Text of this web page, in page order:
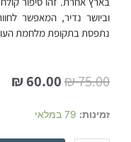
וביושר נדיר, המאפשר
נתפסת בתקופת מלחמת
₪75.00
המחיר
היה:
₪60.00
זמינות: 79 במלאי
כמות